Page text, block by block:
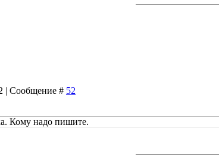
| Сообщение # 52
Кому надо пишите.